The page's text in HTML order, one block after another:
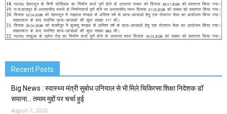
Recent Posts
Big News : स्वास्थ्य मंत्री सुबोध उनियाल से भी मिले चिकित्सा शिक्षा निदेशक डॉ
सयाना… तमाम मुद्दों पर चर्चा हुई
August 7, 2026